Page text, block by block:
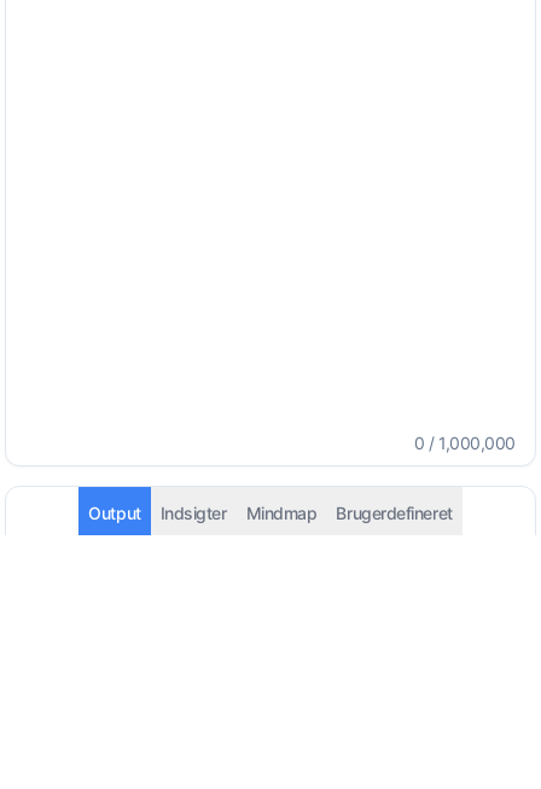
0 / 1,000,000
Output Indsigter Mindmap Brugerdefineret